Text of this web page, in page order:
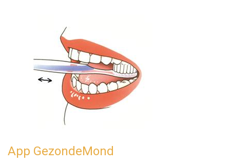
App GezondeMond